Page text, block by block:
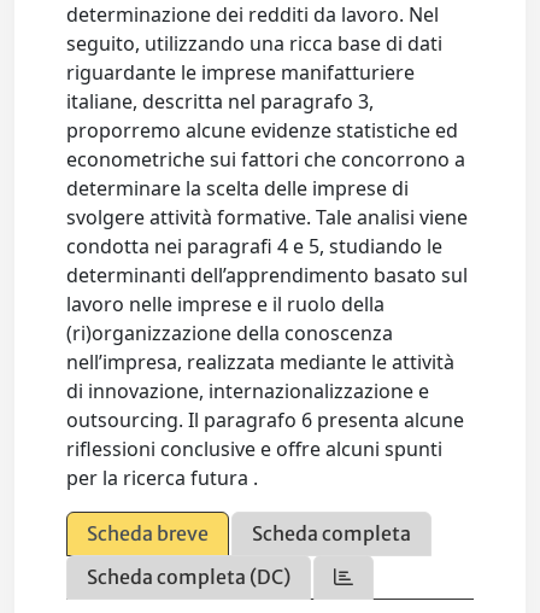
determinazione dei redditi da lavoro. Nel
seguito, utilizzando una ricca base di dati
riguardante le imprese manifatturiere
italiane, descritta nel paragrafo 3,
proporremo alcune evidenze statistiche ed
econometriche sui fattori che concorrono a
determinare la scelta delle imprese di
svolgere attività formative. Tale analisi viene
condotta nei paragrafi 4 e 5, studiando le
determinanti dell’apprendimento basato sul
lavoro nelle imprese e il ruolo della
(ri)organizzazione della conoscenza
nell’impresa, realizzata mediante le attività
di innovazione, internazionalizzazione e
outsourcing. Il paragrafo 6 presenta alcune
riflessioni conclusive e offre alcuni spunti
per la ricerca futura .
Scheda breve
Scheda completa
Scheda completa (DC)